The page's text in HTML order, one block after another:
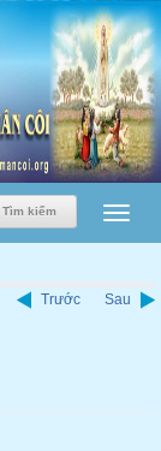
Trước Sau